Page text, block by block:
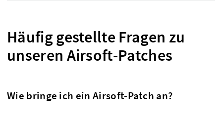
Häufig gestellte Fragen zu
unseren Airsoft-Patches
Wie bringe ich ein Airsoft-Patch an?